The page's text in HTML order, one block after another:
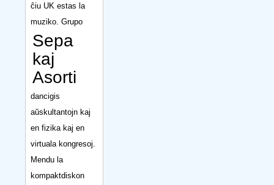
ĉiu UK estas la
muziko. Grupo
Sepa
kaj
Asorti
dancigis
aŭskultantojn kaj
en fizika kaj en
virtuala kongresoj.
Mendu la
kompaktdiskon